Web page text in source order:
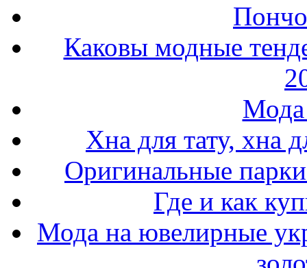
Каковы модные
Мода
Хна для тату, хна
Оригинальные
Где и как
Мода на ювелирные